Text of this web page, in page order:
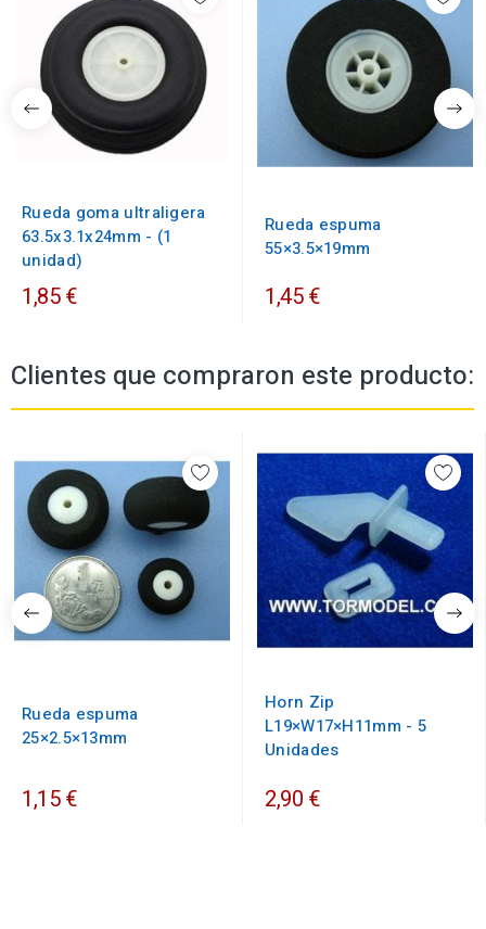
Rueda goma ultraligera
63.5x3.1x24mm - (1
unidad)
1,85 €
Rueda espuma
55×3.5×19mm
1,45 €
Clientes que compraron este producto:
Rueda espuma
25×2.5×13mm
1,15 €
Horn Zip
L19×W17×H11mm - 5
Unidades
2,90 €